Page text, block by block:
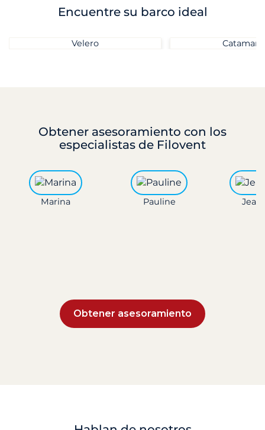
Encuentre su barco ideal
Velero
Obtener asesoramiento con los
especialistas de Filovent
Marina Pauline Jean
Obtener asesoramiento